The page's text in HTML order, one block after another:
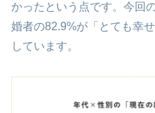
かったという点です。今回
婚者の82.9%が「とても幸
しています。